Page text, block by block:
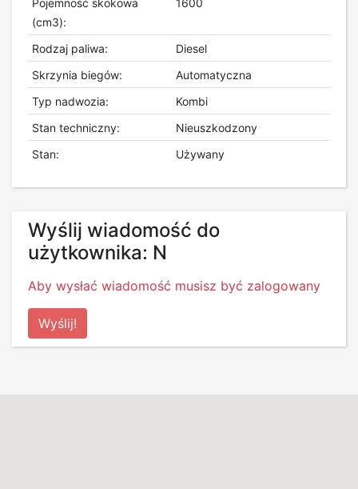
(cm3):
Rodzaj paliwa:
Diesel
Skrzynia biegów:
Automatyczna
Typ nadwozia:
Kombi
Stan techniczny:
Nieuszkodzony
Stan:
Używany
Wyślij wiadomość do
użytkownika: N
Aby wysłać wiadomość musisz być zalogowany